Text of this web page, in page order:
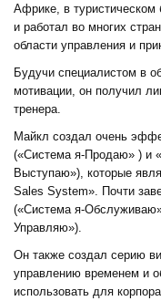
Африке, в туристическом
и работал во многих
области управления и
Будучи специалистом в
мотивации, он получил
тренера.
Майкл создал очень
(«Cистема я-Продаю» ) и
Выступаю»), которые
Sales System». Почти
(«Система я-
Управляю»).
Он также создал серию
управлению временем и
использовать для